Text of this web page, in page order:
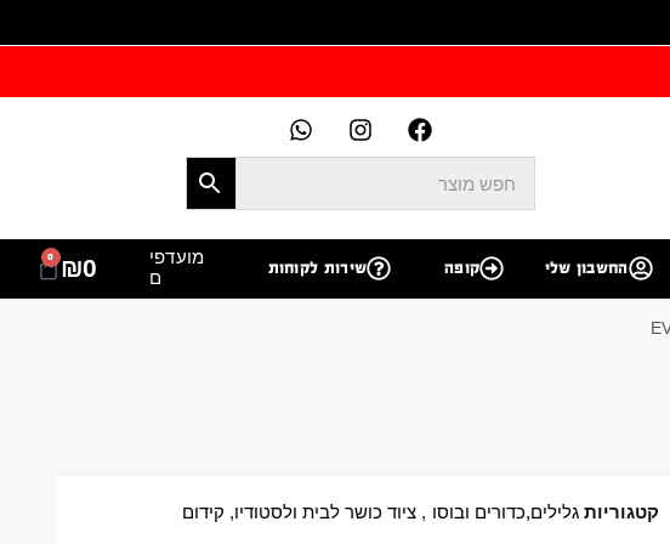
החשבון שלי קופה שירות לקוחות
מועדפי
ם
₪0
0
קטגוריות גלילים,כדורים ובוסו ,ציוד כושר לבית ולסטודיו, קידום